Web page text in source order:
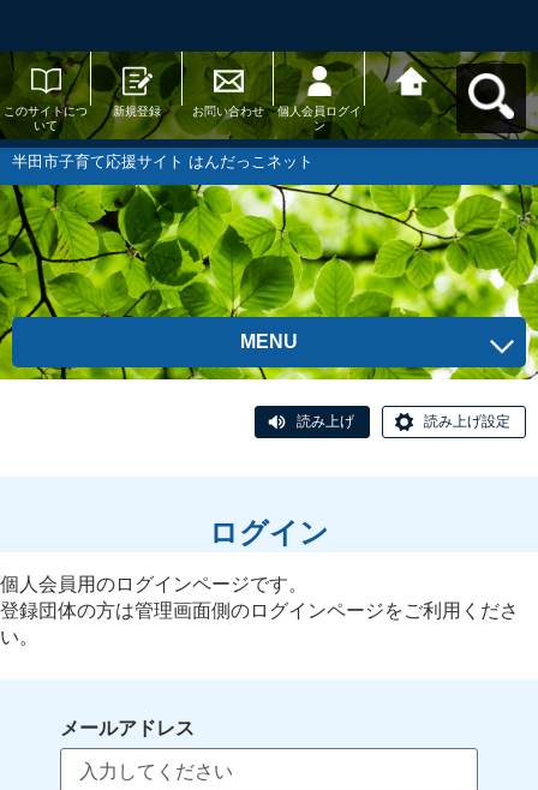
このサイトにつ
いて
新規登録 お問い合わせ
個人会員ログイ
ン
半田市子育て応
援サイト はんだ
っこネットへ戻
半田市子育て応援サイト はんだっこネット
MENU
読み上げ 読み上げ設定
ログイン
個人会員用のログインページです。
登録団体の方は管理画面側のログインページをご利用くださ
い。
メールアドレス